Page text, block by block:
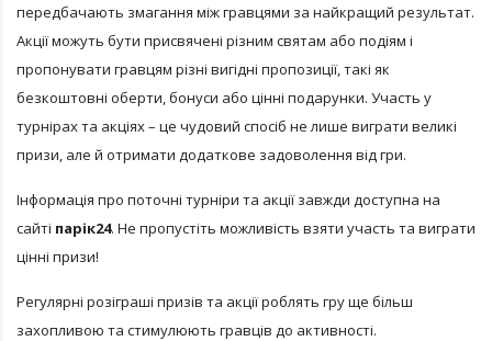
передбачають змагання між гравцями за найкращий результат.
Акції можуть бути присвячені різним святам або подіям і
пропонувати гравцям різні вигідні пропозиції, такі як
безкоштовні оберти, бонуси або цінні подарунки. Участь у
турнірах та акціях – це чудовий спосіб не лише виграти великі
призи, але й отримати додаткове задоволення від гри.
Інформація про поточні турніри та акції завжди доступна на
сайті парік24. Не пропустіть можливість взяти участь та виграти
цінні призи!
Регулярні розіграші призів та акції роблять гру ще більш
захопливою та стимулюють гравців до активності.